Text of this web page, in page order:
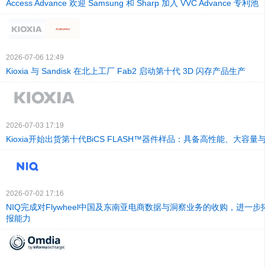
Access Advance 欢迎 Samsung 和 Sharp 加入 VVC Advance 专利池
2026-07-06 12:49
Kioxia 与 Sandisk 在北上工厂 Fab2 启动第十代 3D 闪存产品生产
2026-07-03 17:19
Kioxia开始出货第十代BiCS FLASH™器件样品：具备高性能、大容量
2026-07-02 17:16
NIQ完成对Flywheel中国及东南亚电商数据与洞察业务的收购，进一步
报能力